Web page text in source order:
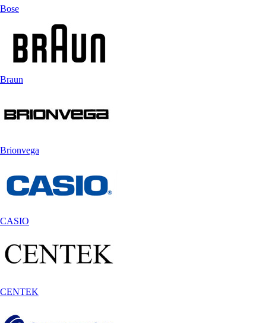
Bose
Braun
Brionvega
CASIO
CENTEK